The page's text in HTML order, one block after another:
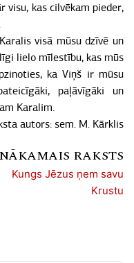
visu, kas cilvēkam pieder,
visā mūsu dzīvē un
lielo mīlestību, kas mūs
ka Viņš ir mūsu
paļāvīgāki un
Karalim.
autors: sem. M. Kārklis
NĀKAMAIS RAKSTS
Kungs Jēzus ņem savu
Krustu